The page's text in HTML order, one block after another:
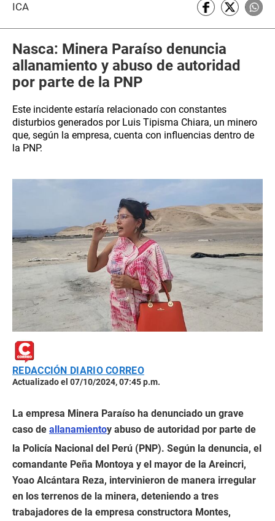
ICA
Nasca: Minera Paraíso denuncia
allanamiento y abuso de autoridad
por parte de la PNP
Este incidente estaría relacionado con constantes
disturbios generados por Luis Tipisma Chiara, un minero
que, según la empresa, cuenta con influencias dentro de
la PNP.
REDACCIÓN DIARIO CORREO
Actualizado el 07/10/2024, 07:45 p.m.
La empresa Minera Paraíso ha denunciado un grave
caso de allanamientoy abuso de autoridad por parte de
la Policía Nacional del Perú (PNP). Según la denuncia, el
comandante Peña Montoya y el mayor de la Areincri,
Yoao Alcántara Reza, intervinieron de manera irregular
en los terrenos de la minera, deteniendo a tres
trabajadores de la empresa constructora Montes,